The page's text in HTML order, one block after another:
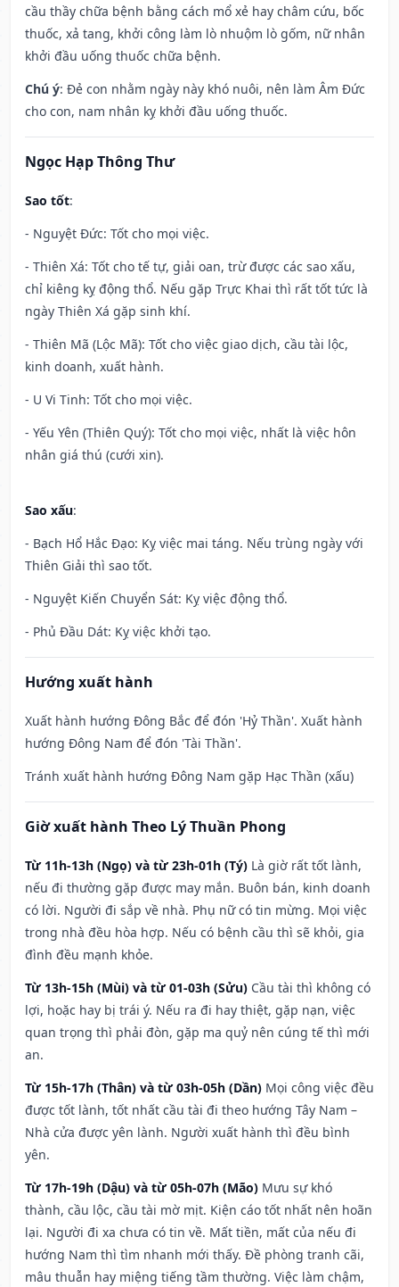
cầu thầy chữa bệnh bằng cách mổ xẻ hay châm cứu, bốc
thuốc, xả tang, khởi công làm lò nhuộm lò gốm, nữ nhân
khởi đầu uống thuốc chữa bệnh.
Chú ý: Đẻ con nhằm ngày này khó nuôi, nên làm Âm Đức
cho con, nam nhân kỵ khởi đầu uống thuốc.
Ngọc Hạp Thông Thư
Sao tốt:
- Nguyệt Đức: Tốt cho mọi việc.
- Thiên Xá: Tốt cho tế tự, giải oan, trừ được các sao xấu,
chỉ kiêng kỵ động thổ. Nếu gặp Trực Khai thì rất tốt tức là
ngày Thiên Xá gặp sinh khí.
- Thiên Mã (Lộc Mã): Tốt cho việc giao dịch, cầu tài lộc,
kinh doanh, xuất hành.
- U Vi Tinh: Tốt cho mọi việc.
- Yếu Yên (Thiên Quý): Tốt cho mọi việc, nhất là việc hôn
nhân giá thú (cưới xin).
Sao xấu:
- Bạch Hổ Hắc Đạo: Kỵ việc mai táng. Nếu trùng ngày với
Thiên Giải thì sao tốt.
- Nguyệt Kiến Chuyển Sát: Kỵ việc động thổ.
- Phủ Đầu Dát: Kỵ việc khởi tạo.
Hướng xuất hành
Xuất hành hướng Đông Bắc để đón 'Hỷ Thần'. Xuất hành
hướng Đông Nam để đón 'Tài Thần'.
Tránh xuất hành hướng Đông Nam gặp Hạc Thần (xấu)
Giờ xuất hành Theo Lý Thuần Phong
Từ 11h-13h (Ngọ) và từ 23h-01h (Tý) Là giờ rất tốt lành,
nếu đi thường gặp được may mắn. Buôn bán, kinh doanh
có lời. Người đi sắp về nhà. Phụ nữ có tin mừng. Mọi việc
trong nhà đều hòa hợp. Nếu có bệnh cầu thì sẽ khỏi, gia
đình đều mạnh khỏe.
Từ 13h-15h (Mùi) và từ 01-03h (Sửu) Cầu tài thì không có
lợi, hoặc hay bị trái ý. Nếu ra đi hay thiệt, gặp nạn, việc
quan trọng thì phải đòn, gặp ma quỷ nên cúng tế thì mới
an.
Từ 15h-17h (Thân) và từ 03h-05h (Dần) Mọi công việc đều
được tốt lành, tốt nhất cầu tài đi theo hướng Tây Nam –
Nhà cửa được yên lành. Người xuất hành thì đều bình
yên.
Từ 17h-19h (Dậu) và từ 05h-07h (Mão) Mưu sự khó
thành, cầu lộc, cầu tài mờ mịt. Kiện cáo tốt nhất nên hoãn
lại. Người đi xa chưa có tin về. Mất tiền, mất của nếu đi
hướng Nam thì tìm nhanh mới thấy. Đề phòng tranh cãi,
mâu thuẫn hay miệng tiếng tầm thường. Việc làm chậm,